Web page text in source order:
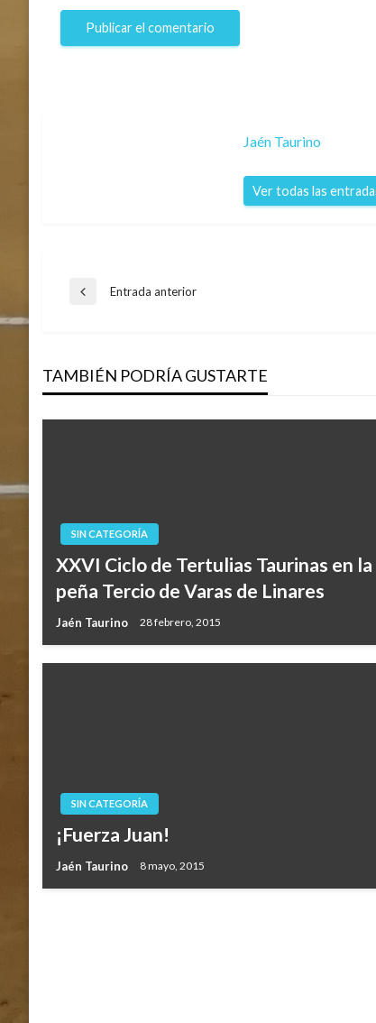
Jaén Taurino
Ver todas las
Navegación
entradas
Entrada
Entrada anterior
TAMBIÉN PODRÍA GUSTARTE
SIN CATEGORÍA
XXVI Ciclo de Tertulias Taurinas en la
peña Tercio de Varas de Linares
Jaén Taurino 28 febrero, 2015
SIN CATEGORÍA
¡Fuerza Juan!
Jaén Taurino 8 mayo, 2015